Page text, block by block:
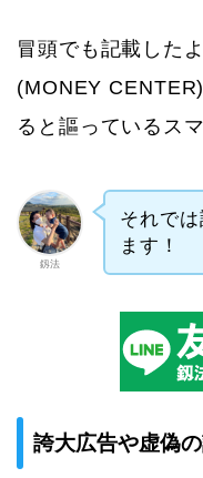
冒頭でも記載した
(MONEY
ると謳っているス
釼法
それで
ます！
誇大広告や虚偽